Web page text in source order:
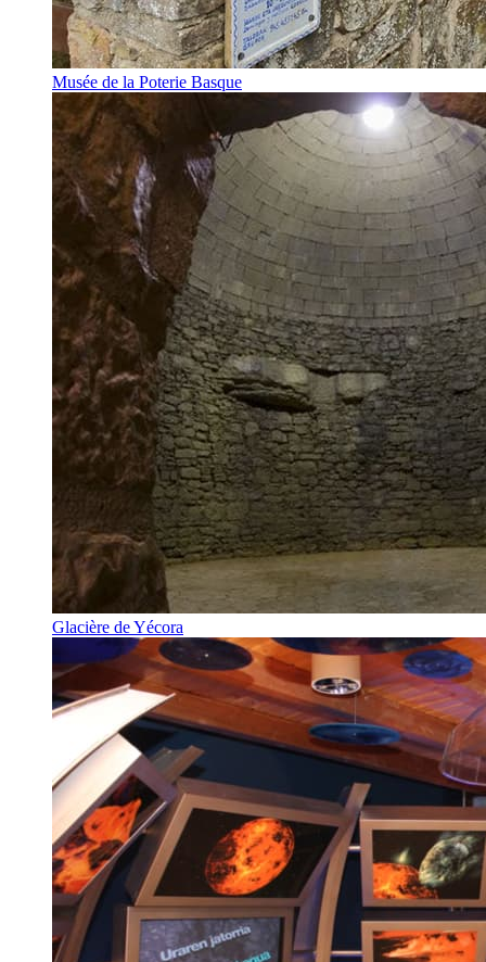
Musée de la Poterie Basque
Glacière de Yécora